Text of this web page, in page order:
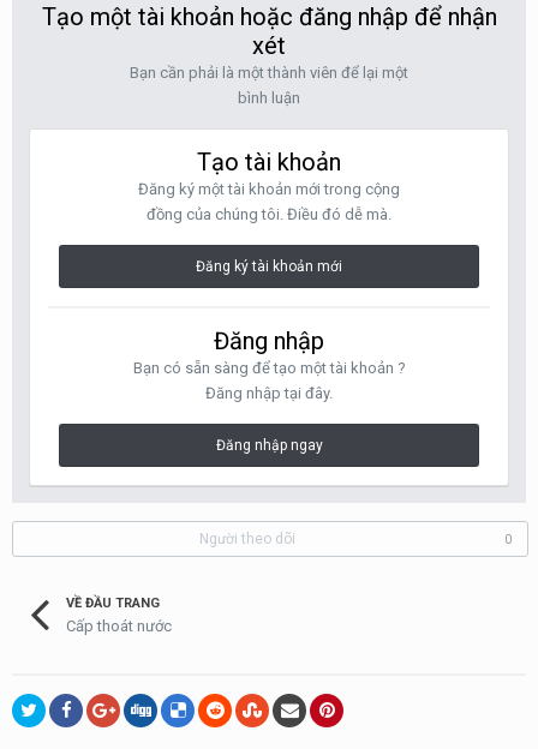
Tạo một tài khoản hoặc đăng nhập để nhận
xét
Bạn cần phải là một thành viên để lại một
bình luận
Tạo tài khoản
Đăng ký một tài khoản mới trong cộng
đồng của chúng tôi. Điều đó dễ mà.
Đăng ký tài khoản mới
Đăng nhập
Bạn có sẵn sàng để tạo một tài khoản ?
Đăng nhập tại đây.
Đăng nhập ngay
Người theo dõi 0
VỀ ĐẦU TRANG
Cấp thoát nước